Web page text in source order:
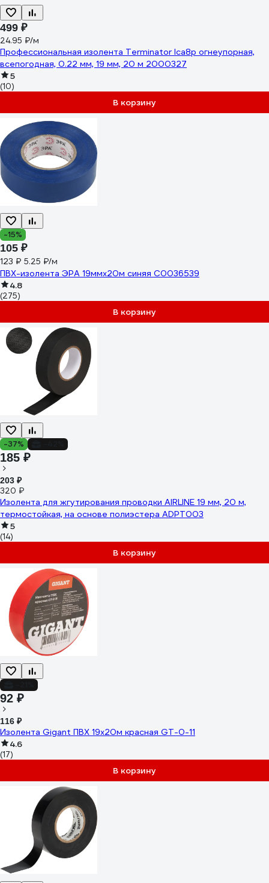
499 ₽
24.95 ₽/м
Профессиональная изолента Terminator Ica8p огнеупорная,
всепогодная, 0.22 мм, 19 мм, 20 м 2000327
5
(10)
В корзину
-15%
105 ₽
123 ₽ 5.25 ₽/м
ПВХ-изолента ЭРА 19ммх20м синяя C0036539
4.8
(275)
В корзину
-37%
185 ₽
203 ₽
320 ₽
Изолента для жгутирования проводки AIRLINE 19 мм, 20 м,
термостойкая, на основе полиэстера ADPT003
5
(14)
В корзину
92 ₽
116 ₽
Изолента Gigant ПВХ 19x20м красная GT-0-11
4.6
(17)
В корзину